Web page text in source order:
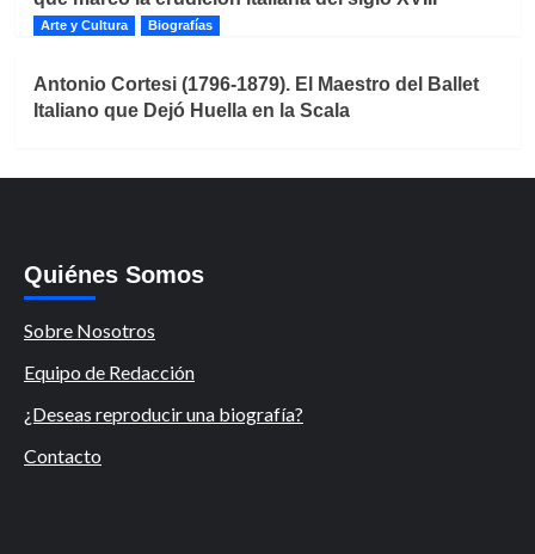
Arte y Cultura Biografías
Antonio Cortesi (1796-1879). El Maestro del Ballet
Italiano que Dejó Huella en la Scala
Quiénes Somos
Sobre Nosotros
Equipo de Redacción
¿Deseas reproducir una biografía?
Contacto